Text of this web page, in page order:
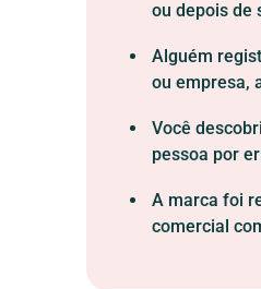
ou depois de
Alguém
ou empresa,
Você
pessoa por
A marca foi
comercial